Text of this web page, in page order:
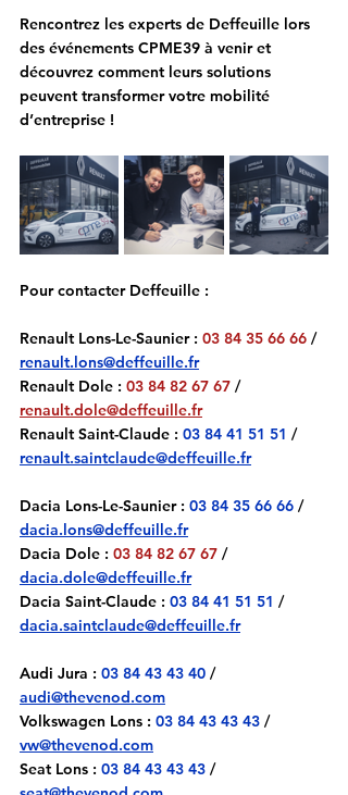
Rencontrez les experts de Deffeuille lors
des événements CPME39 à venir et
découvrez comment leurs solutions
peuvent transformer votre mobilité
d’entreprise !
Pour contacter Deffeuille :
Renault Lons-Le-Saunier : 03 84 35 66 66 /
renault.lons@deffeuille.fr
Renault Dole : 03 84 82 67 67 /
renault.dole@deffeuille.fr
Renault Saint-Claude : 03 84 41 51 51 /
renault.saintclaude@deffeuille.fr
Dacia Lons-Le-Saunier : 03 84 35 66 66 /
dacia.lons@deffeuille.fr
Dacia Dole : 03 84 82 67 67 /
dacia.dole@deffeuille.fr
Dacia Saint-Claude : 03 84 41 51 51 /
dacia.saintclaude@deffeuille.fr
Audi Jura : 03 84 43 43 40 /
audi@thevenod.com
Volkswagen Lons : 03 84 43 43 43 /
vw@thevenod.com
Seat Lons : 03 84 43 43 43 /